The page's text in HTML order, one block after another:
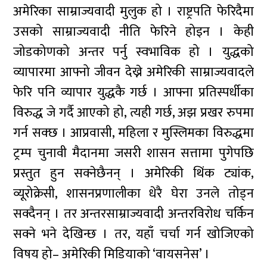
अमेरिका साम्राज्यवादी मुलुक हो । राष्ट्रपति फेरिदैमा
उसको साम्राज्यवादी नीति फेरिने होइन । केही
जोडकोणको अन्तर पर्नु स्वभाविक हो । युद्धको
व्यापारमा आफ्नो जीवन देख्ने अमेरिकी साम्राज्यवादले
फेरि पनि व्यापार युद्धकै गर्छ । आफ्ना प्रतिस्पर्धीका
विरुद्ध जे गर्दै आएको हो, त्यही गर्छ, अझ प्रखर रुपमा
गर्न सक्छ । आप्रवासी, महिला र मुस्लिमका विरुद्धमा
ट्रम्प चुनावी मैदानमा जसरी शासन सत्तामा पुगेपछि
प्रस्तुत हुन सक्नेछैनन् । अमेरिकी थिंक ट्यांक,
व्यूरोक्रेसी, शासनप्रणालीका धेरै घेरा उनले तोड्न
सक्दैनन् । तर अन्तरसाम्राज्यवादी अन्तरविरोध चर्किन
सक्ने भने देखिन्छ । तर, यहाँ चर्चा गर्न खोजिएको
विषय हो– अमेरिकी मिडियाको ‘वायसनेस’ ।